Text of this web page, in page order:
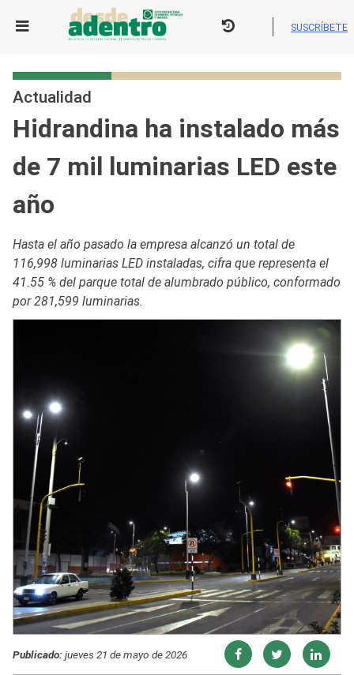
SUSCRÍBETE
Actualidad
Hidrandina ha instalado más
de 7 mil luminarias LED este
año
Hasta el año pasado la empresa alcanzó un total de
116,998 luminarias LED instaladas, cifra que representa el
41.55 % del parque total de alumbrado público, conformado
por 281,599 luminarias.
Publicado:jueves 21 de mayo de 2026